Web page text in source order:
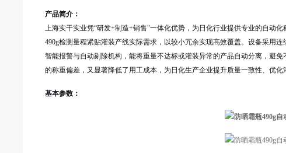
产品简介：
上海实干实业凭“研发+制造+销售"一体化优势，为日化行业提供专业的自动
490g检测量程紧贴灌装产线实际需求，以较小冗余实现高效覆盖。设备采用
智能报警与自动剔除机构，能将重量不达标或灌装异常的产品自动分离，避
的称重偏差，又显著降低了用工成本，为日化生产企业提升质量一致性、优化
基本参数：